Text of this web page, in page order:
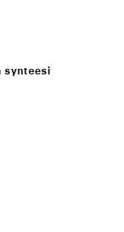
synteesi